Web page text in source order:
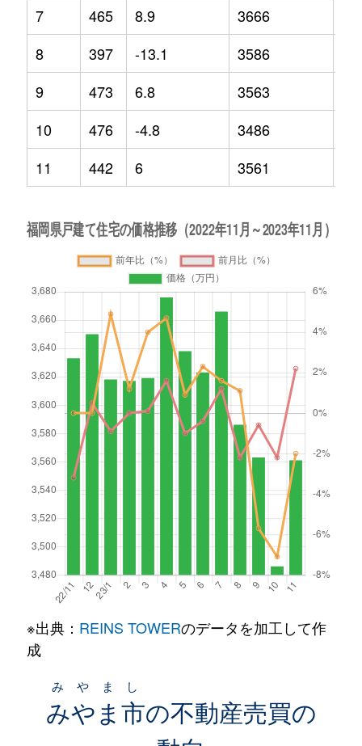
7
465 8.9 3666
8
397 -13.1 3586
9
473 6.8 3563
10
476 -4.8 3486
11
442 6 3561
※出典： REINS TOWERのデータを加工して作
成
みやま市
みやまし
の不動産売買の